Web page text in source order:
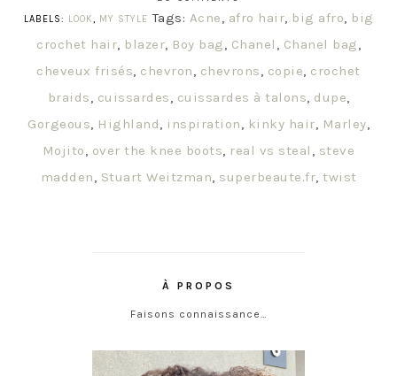
LABELS:
LOOK, MY STYLE Tags: Acne, afro hair, big afro, big
crochet hair, blazer, Boy bag, Chanel , Chanel bag,
cheveux frisés, chevron, chevrons, copie, crochet
braids, cuissardes, cuissardes à talons, dupe,
Gorgeous, Highland, inspiration, kinky hair, Marley,
Mojito, over the knee boots, real vs steal , steve
madden, Stuart Weitzman, superbeaute.fr, twist
À PROPOS
Faisons connaissance…